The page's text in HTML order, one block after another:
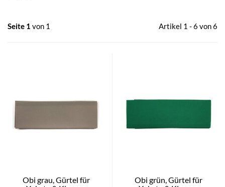
Seite 1 von 1 Artikel 1 - 6 von 6
Obi grau, Gürtel für
Obi grün, Gürtel für